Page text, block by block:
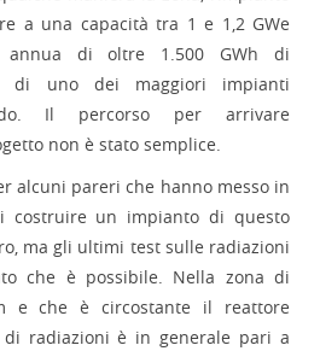
a una capacità tra 1 e 1,2 GWe
annua di oltre 1.500 GWh di
di uno dei maggiori impianti
Il percorso per arrivare
non è stato semplice.
alcuni pareri che hanno messo in
costruire un impianto di questo
ma gli ultimi test sulle radiazioni
che è possibile. Nella zona di
e che è circostante il reattore
radiazioni è in generale pari a